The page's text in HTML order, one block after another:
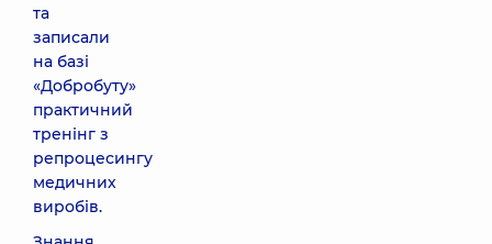
та
записали
на базі
«Добробуту»
практичний
тренінг з
репроцесингу
медичних
виробів.